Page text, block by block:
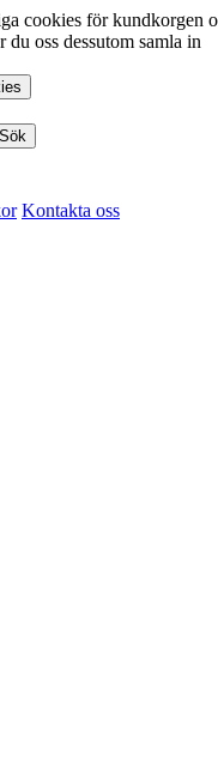
cookies för kundkorgen
oss dessutom samla in
Kontakta oss